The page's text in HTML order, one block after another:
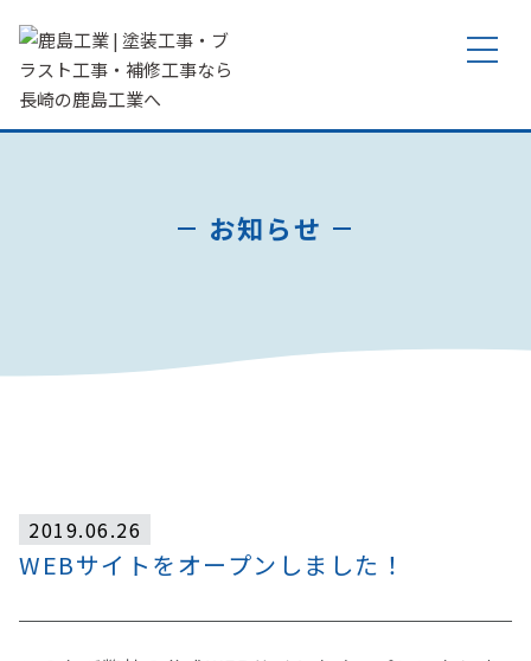
toggle
お知らせ
2019.06.26
WEBサイトをオープンしました！